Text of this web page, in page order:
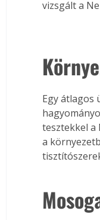
vizsgált a
Egy átlagos
tesztekkel a
a